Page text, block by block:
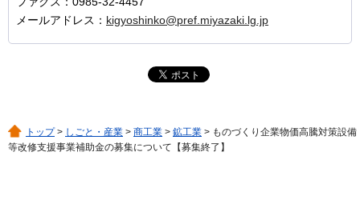
メールアドレス： kigyoshinko@pref.miyazaki.lg.jp
トップ> しごと・産業 > 商工業 > 鉱工業 > ものづくり企業物価高騰対策設備
等改修支援事業補助金の募集について【募集終了】